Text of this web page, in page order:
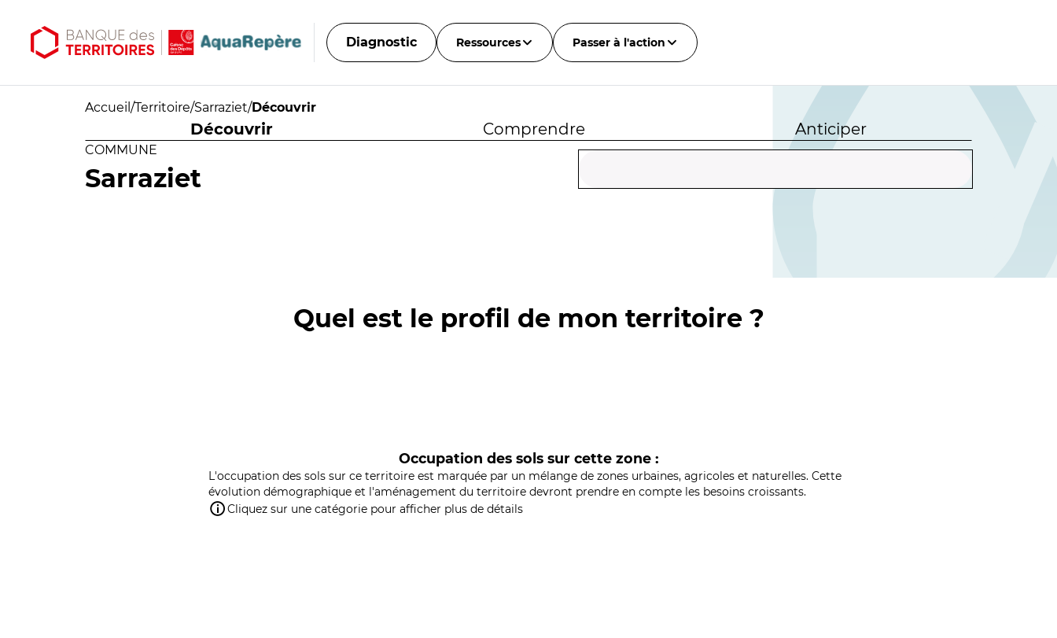
Diagnostic Ressources Passer à l'action
Accueil /Territoire/Sarraziet/Découvrir
Découvrir Comprendre Anticiper
COMMUNE
Sarraziet
Quel est le profil de mon territoire ?
Occupation des sols sur cette zone :
L'occupation des sols sur ce territoire est marquée par un mélange de zones urbaines, agricoles et naturelles. Cette
évolution démographique et l'aménagement du territoire devront prendre en compte les besoins croissants.
Cliquez sur une catégorie pour afficher plus de détails